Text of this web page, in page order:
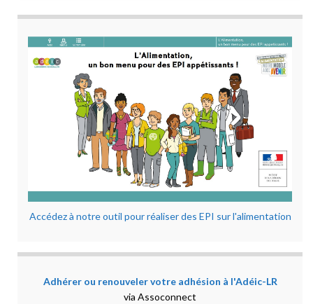
Accédez à notre outil pour réaliser des EPI sur l'alimentation
Adhérer ou renouveler votre adhésion à l'Adéic-LR
via Assoconnect